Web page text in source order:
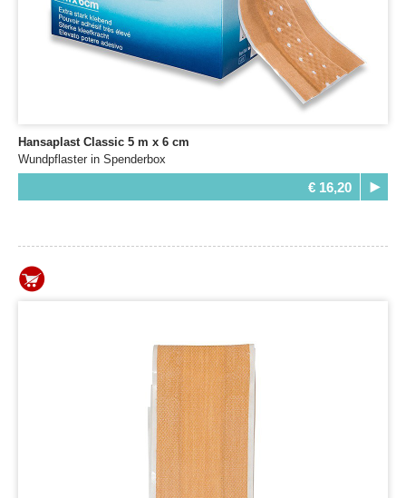
Hansaplast Classic 5 m x 6 cm
Wundpflaster in Spenderbox
€ 16,20